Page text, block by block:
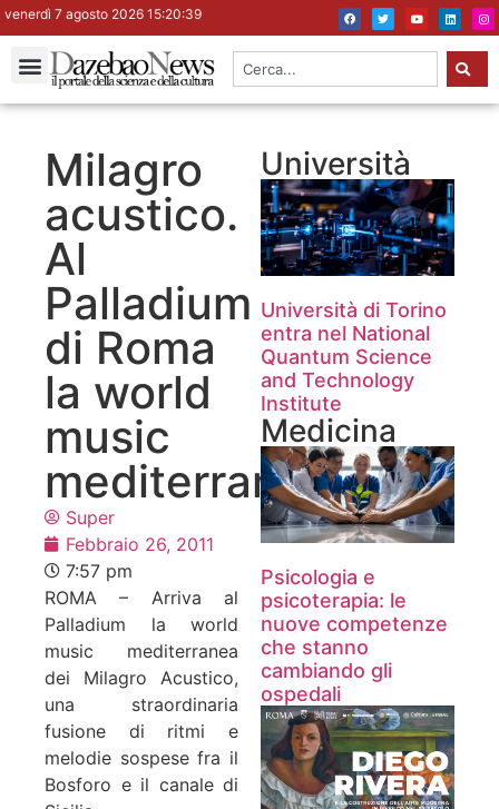
venerdì 7 agosto 2026 15:20:39
Milagro
acustico.
Al
Palladium
di Roma
la world
music
mediterranea
Super
Febbraio 26, 2011
7:57 pm
ROMA – Arriva al
Palladium la world
music mediterranea
dei Milagro Acustico,
una straordinaria
fusione di ritmi e
melodie sospese fra il
Bosforo e il canale di
Università
Università di Torino
entra nel National
Quantum Science
and Technology
Institute
Medicina
Psicologia e
psicoterapia: le
nuove competenze
che stanno
cambiando gli
ospedali